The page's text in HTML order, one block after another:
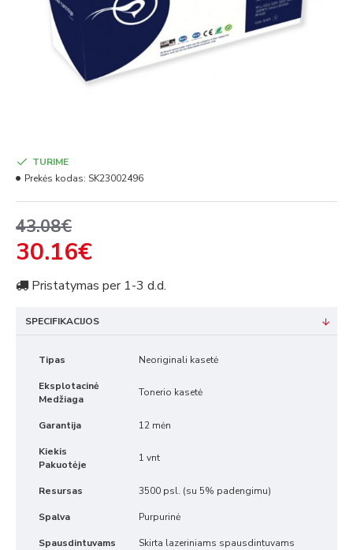
43.08€
30.16€
TURIME
Prekės kodas: SK23002496
Pristatymas per 1-3 d.d.
SPECIFIKACIJOS
Tipas Neoriginali kasetė
Eksplotacinė
Medžiaga
Tonerio kasetė
Garantija 12 mėn
Kiekis
Pakuotėje
1 vnt
Resursas 3500 psl. (su 5% padengimu)
Spalva Purpurinė
Spausdintuvams Skirta lazeriniams spausdintuvams